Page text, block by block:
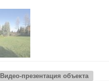
Видео-презентация объекта